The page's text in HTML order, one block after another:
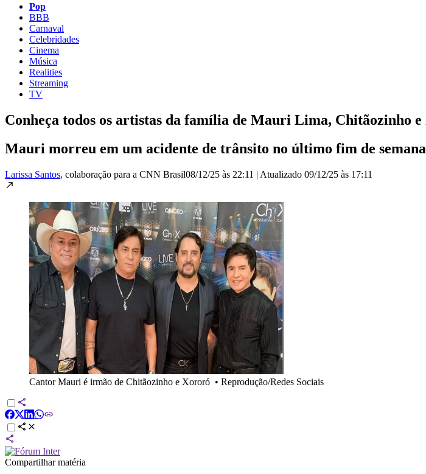
Pop
BBB
Carnaval
Celebridades
Cinema
Música
Realities
Streaming
TV
Conheça todos os artistas da família de Mauri Lima, Chitãozinho
Mauri morreu em um acidente de trânsito no último fim de semana
Larissa Santos, colaboração para a CNN Brasil08/12/25 às 22:11 | Atualizado 09/12/25 às 17:11
Cantor Mauri é irmão de Chitãozinho e Xororó • Reprodução/Redes Sociais
Compartilhar matéria